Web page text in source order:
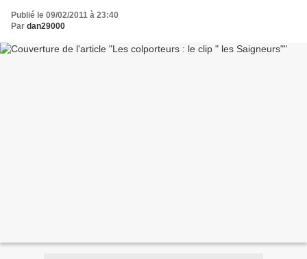
Publié le 09/02/2011 à 23:40
Par dan29000